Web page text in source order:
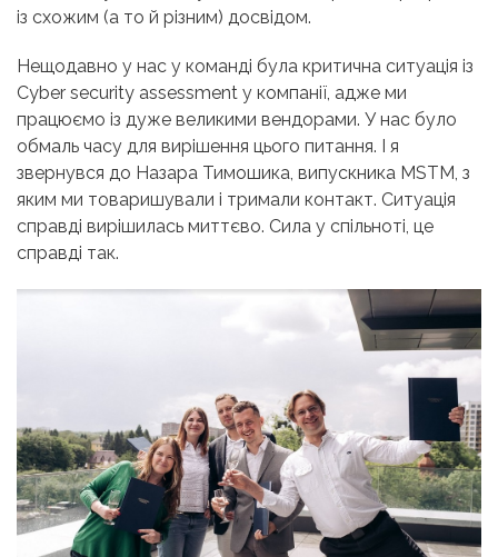
із схожим (а то й різним) досвідом.
Нещодавно у нас у команді була критична ситуація із
Cyber security assessment у компанії, адже ми
працюємо із дуже великими вендорами. У нас було
обмаль часу для вирішення цього питання. І я
звернувся до Назара Тимошика, випускника MSTM, з
яким ми товаришували і тримали контакт. Ситуація
справді вирішилась миттєво. Сила у спільноті, це
справді так.